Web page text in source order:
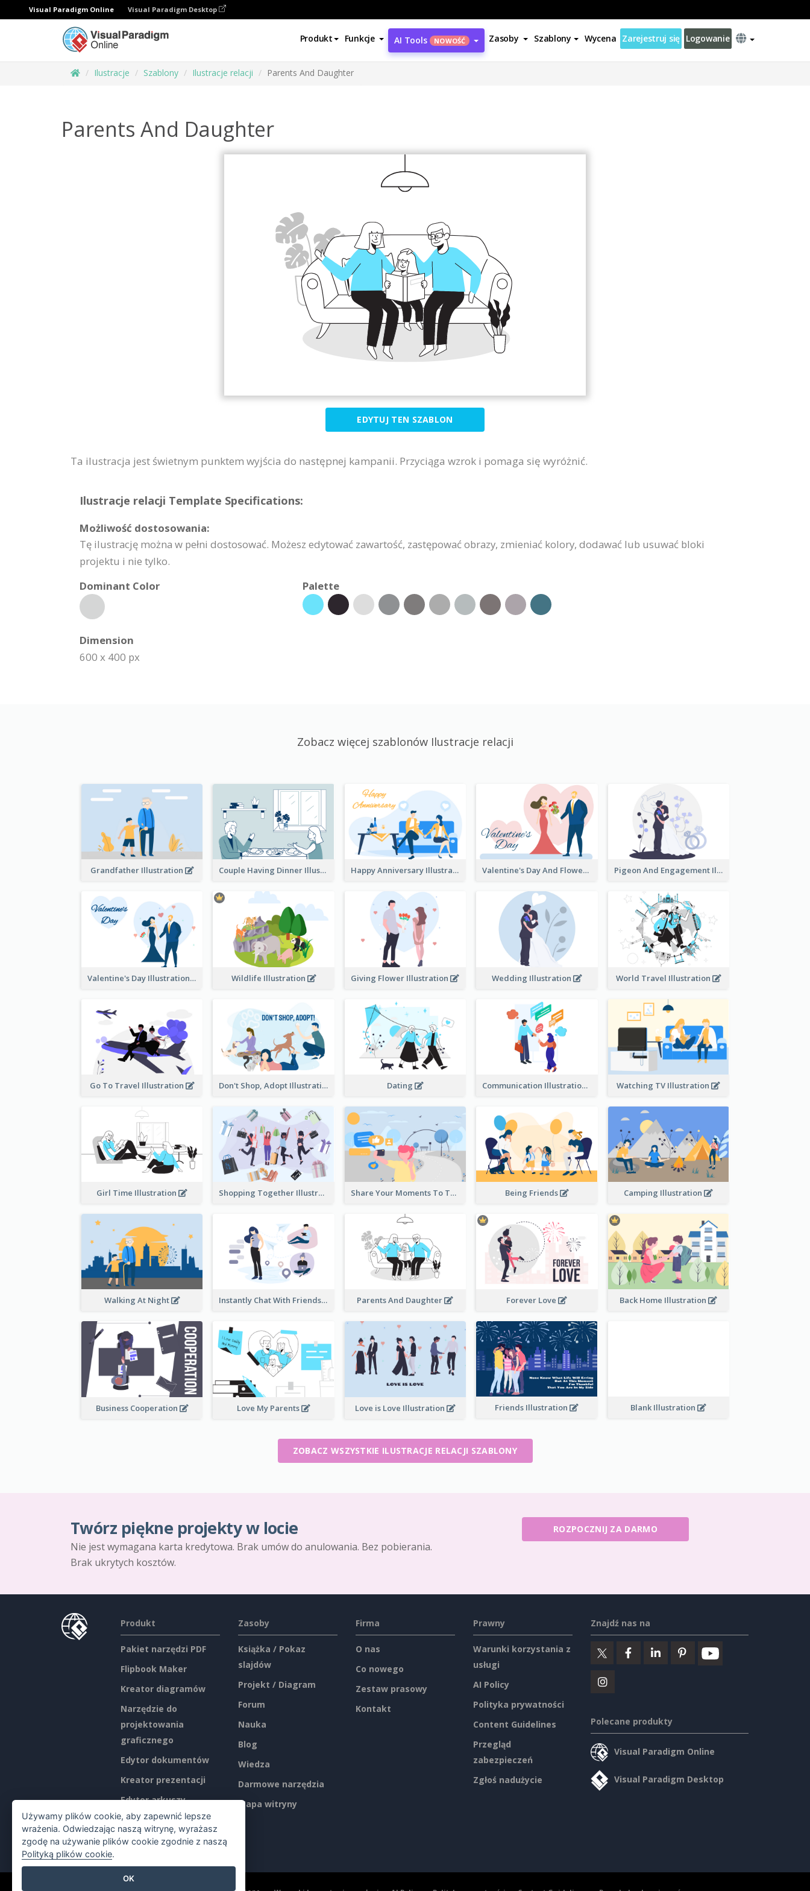
Visual Paradigm Online Visual Paradigm Desktop
Produkt Funkcje AI Tools NOWOŚĆ Zasoby Szablony Wycena Zarejestruj się Logowanie
Ilustracje Szablony Ilustracje relacji Parents And Daughter
Parents And Daughter
EDYTUJ TEN SZABLON
Ta ilustracja jest świetnym punktem wyjścia do następnej kampanii. Przyciąga wzrok i pomaga się wyróżnić.
Ilustracje relacji Template Specifications:
Możliwość dostosowania:
Tę ilustrację można w pełni dostosować. Możesz edytować zawartość, zastępować obrazy, zmieniać kolory, dodawać lub usuwać bloki
projektu i nie tylko.
Dominant Color
Palette
Dimension
600 x 400 px
Zobacz więcej szablonów Ilustracje relacji
Grandfather Illustration Couple Having Dinner Illustration Happy Anniversary Illustration Valentine's Day And Flower Illustration Pigeon And Engagement Illustration
Valentine's Day Illustration Wildlife Illustration Giving Flower Illustration Wedding Illustration World Travel Illustration
Go To Travel Illustration Don't Shop, Adopt Illustration Dating Communication Illustration Watching TV Illustration
Girl Time Illustration Shopping Together Illustration Share Your Moments To The World Illustration Being Friends Camping Illustration
Walking At Night Instantly Chat With Friends Illustration Parents And Daughter Forever Love Back Home Illustration
Business Cooperation Love My Parents Love is Love Illustration Friends Illustration Blank Illustration
ZOBACZ WSZYSTKIE ILUSTRACJE RELACJI SZABLONY
Twórz piękne projekty w locie
Nie jest wymagana karta kredytowa. Brak umów do anulowania. Bez pobierania.
Brak ukrytych kosztów.
ROZPOCZNIJ ZA DARMO
Produkt
Pakiet narzędzi PDF
Flipbook Maker
Kreator diagramów
Narzędzie do
projektowania
graficznego
Edytor dokumentów
Kreator prezentacji
Edytor arkuszy
kalkulacyjnych
Ceny
Zasoby
Książka / Pokaz
slajdów
Projekt / Diagram
Forum
Nauka
Blog
Wiedza
Darmowe narzędzia
Mapa witryny
Firma
O nas
Co nowego
Zestaw prasowy
Kontakt
Prawny
Warunki korzystania z
usługi
AI Policy
Polityka prywatności
Content Guidelines
Przegląd
zabezpieczeń
Zgłoś nadużycie
Znajdź nas na
Polecane produkty
Visual Paradigm Online
Visual Paradigm Desktop
Używamy plików cookie, aby zapewnić lepsze
wrażenia. Odwiedzając naszą witrynę, wyrażasz
zgodę na używanie plików cookie zgodnie z naszą
Polityką plików cookie.
OK